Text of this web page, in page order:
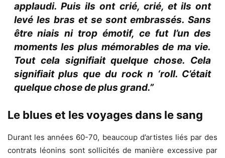
applaudi. Puis ils ont crié, crié, et ils ont
levé les bras et se sont embrassés. Sans
être niais ni trop émotif, ce fut l’un des
moments les plus mémorables de ma vie.
Tout cela signifiait quelque chose. Cela
signifiait plus que du rock n ‘roll. C’était
quelque chose de plus grand.”
Le blues et les voyages dans le sang
Durant les années 60-70, beaucoup d’artistes liés par des
contrats léonins sont sollicités de manière excessive par